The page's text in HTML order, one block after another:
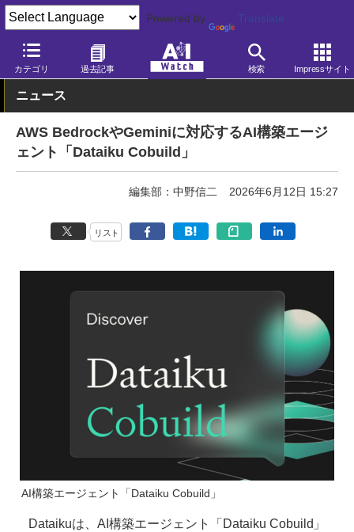
Powered by Translate
カテゴリ 過去記事 検索 Impressサイト
AI Watch AI活用 ビジネス・業務
ニュース
AWS BedrockやGeminiに対応するAI構築エージ
ェント「Dataiku Cobuild」
編集部：中野信二 2026年6月12日 15:27
リスト
AI構築エージェント「Dataiku Cobuild」
Dataikuは、AI構築エージェント「Dataiku Cobuild」